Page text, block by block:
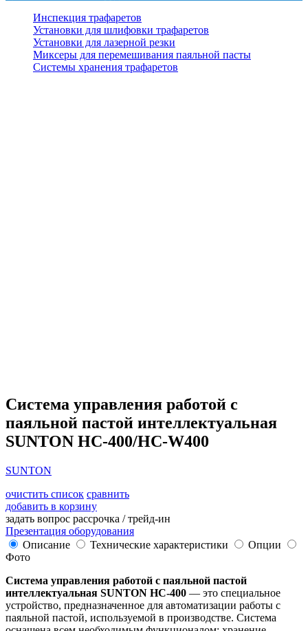
Инспекция трафаретов
Установки для шлифовки трафаретов
Установки для лазерной резки
Миксеры для перемешивания паяльной пасты
Системы хранения трафаретов
Система управления работой с
паяльной пастой интеллектуальная
SUNTON HC-400/HC-W400
SUNTON
очистить список сравнить
добавить в корзину
задать вопрос рассрочка / трейд-ин
Презентация оборудования
Описание
Технические характеристики
Опции
Фото
Система управления работой с паяльной пастой
интеллектуальная SUNTON HC-400 — это специальное
устройство, предназначенное для автоматизации работы с
паяльной пастой, используемой в производстве. Система